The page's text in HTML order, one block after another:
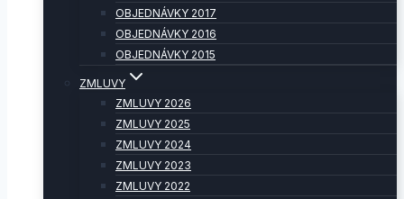
OBJEDNÁVKY 2017
OBJEDNÁVKY 2016
OBJEDNÁVKY 2015
ZMLUVY
ZMLUVY 2026
ZMLUVY 2025
ZMLUVY 2024
ZMLUVY 2023
ZMLUVY 2022